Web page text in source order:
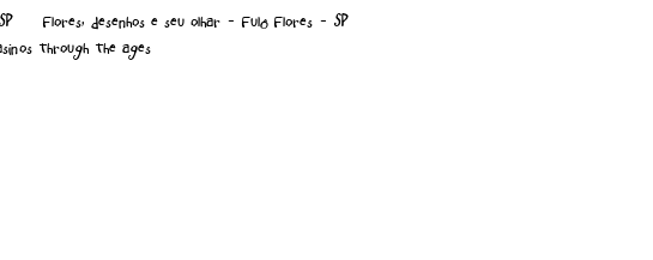
Flores, desenhos e seu olhar - Fulô Flores - SP
through the ages